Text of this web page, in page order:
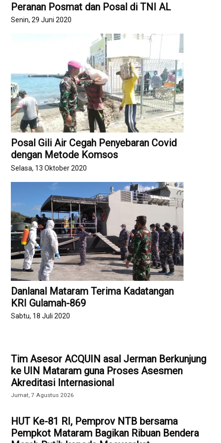
Peranan Posmat dan Posal di TNI AL
Senin, 29 Juni 2020
Posal Gili Air Cegah Penyebaran Covid
dengan Metode Komsos
Selasa, 13 Oktober 2020
Danlanal Mataram Terima Kadatangan
KRI Gulamah-869
Sabtu, 18 Juli 2020
Tim Asesor ACQUIN asal Jerman Berkunjung
ke UIN Mataram guna Proses Asesmen
Akreditasi Internasional
Jumat, 7 Agustus 2026
HUT Ke-81 RI, Pemprov NTB bersama
Pempkot Mataram Bagikan Ribuan Bendera